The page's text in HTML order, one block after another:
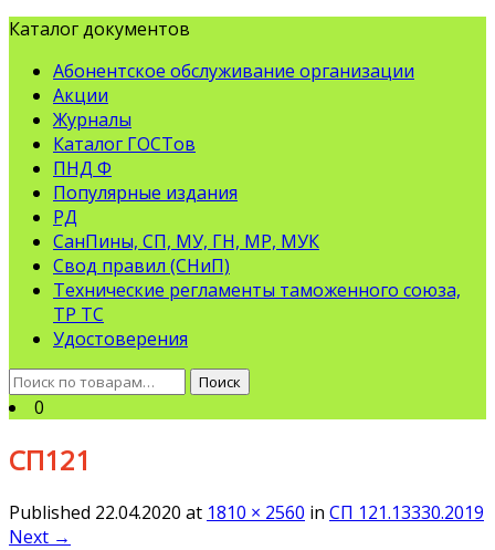
Каталог документов
Абонентское обслуживание организации
Акции
Журналы
Каталог ГОСТов
ПНД Ф
Популярные издания
РД
СанПины, СП, МУ, ГН, МР, МУК
Свод правил (СНиП)
Технические регламенты таможенного союза,
ТР ТС
Удостоверения
Искать:
Поиск
0
СП121
Published 22.04.2020 at 1810 × 2560 in СП 121.13330.2019
Next →